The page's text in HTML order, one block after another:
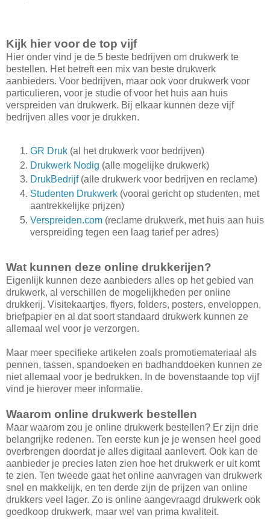
Kijk hier voor de top vijf
Hier onder vind je de 5 beste bedrijven om drukwerk te
bestellen. Het betreft een mix van beste drukwerk
aanbieders. Voor bedrijven, maar ook voor drukwerk voor
particulieren, voor je studie of voor het huis aan huis
verspreiden van drukwerk. Bij elkaar kunnen deze vijf
bedrijven alles voor je drukken.
GR Druk (al het drukwerk voor bedrijven)
Drukwerk Nodig (alle mogelijke drukwerk)
DrukBedrijf(alle drukwerk voor bedrijven en reclame)
Studenten Drukwerk (vooral gericht op studenten, met
aantrekkelijke prijzen)
Verspreiden.com (reclame drukwerk, met huis aan huis
verspreiding tegen een laag tarief per adres)
Wat kunnen deze online drukkerijen?
Eigenlijk kunnen deze aanbieders alles op het gebied van
drukwerk, al verschillen de mogelijkheden per online
drukkerij. Visitekaartjes, flyers, folders, posters, enveloppen,
briefpapier en al dat soort standaard drukwerk kunnen ze
allemaal wel voor je verzorgen.
Maar meer specifieke artikelen zoals promotiemateriaal als
pennen, tassen, spandoeken en badhanddoeken kunnen ze
niet allemaal voor je bedrukken. In de bovenstaande top vijf
vind je hierover meer informatie.
Waarom online drukwerk bestellen
Maar waarom zou je online drukwerk bestellen? Er zijn drie
belangrijke redenen. Ten eerste kun je je wensen heel goed
overbrengen doordat je alles digitaal aanlevert. Ook kan de
aanbieder je precies laten zien hoe het drukwerk er uit komt
te zien. Ten tweede gaat het online aanvragen van drukwerk
snel en makkelijk, en ten derde zijn de prijzen van online
drukkers veel lager. Zo is online aangevraagd drukwerk ook
goedkoop drukwerk, maar wel van prima kwaliteit.